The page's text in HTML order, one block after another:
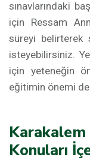
sınavlarındaki
için Ressam
süreyi belirterek
isteyebilirsiniz.
için yeteneğin
eğitimin önemi
Konuları